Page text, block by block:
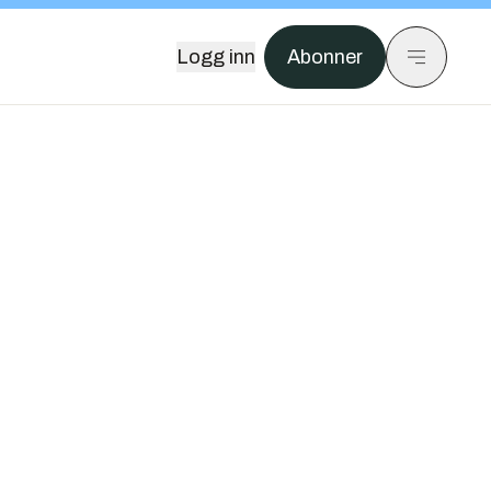
Logg inn Abonner